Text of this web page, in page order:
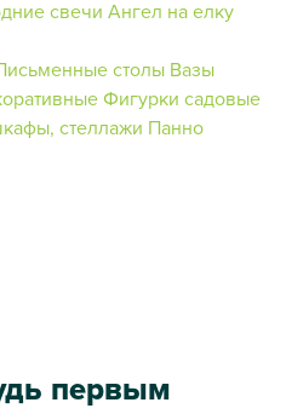
свечи Ангел на елку
столы Вазы
Фигурки садовые
стеллажи Панно
первым